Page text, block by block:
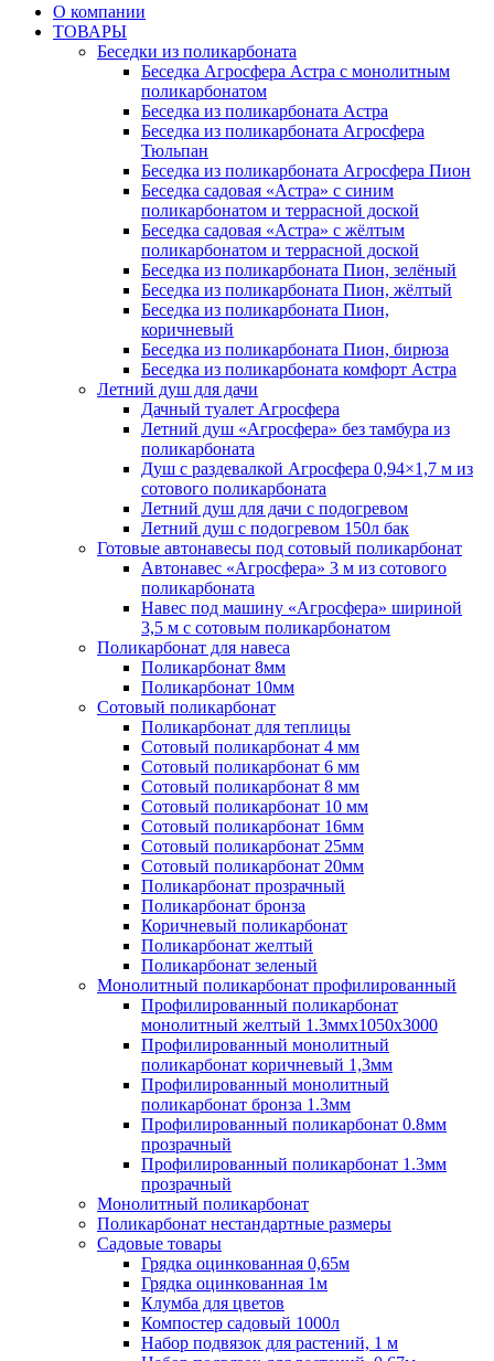
О компании
ТОВАРЫ
Беседки из поликарбоната
Беседка Агросфера Астра с монолитным
поликарбонатом
Беседка из поликарбоната Астра
Беседка из поликарбоната Агросфера
Тюльпан
Беседка из поликарбоната Агросфера Пион
Беседка садовая «Астра» с синим
поликарбонатом и террасной доской
Беседка садовая «Астра» с жёлтым
поликарбонатом и террасной доской
Беседка из поликарбоната Пион, зелёный
Беседка из поликарбоната Пион, жёлтый
Беседка из поликарбоната Пион,
коричневый
Беседка из поликарбоната Пион, бирюза
Беседка из поликарбоната комфорт Астра
Летний душ для дачи
Дачный туалет Агросфера
Летний душ «Агросфера» без тамбура из
поликарбоната
Душ с раздевалкой Агросфера 0,94×1,7 м из
сотового поликарбоната
Летний душ для дачи с подогревом
Летний душ с подогревом 150л бак
Готовые автонавесы под сотовый поликарбонат
Автонавес «Агросфера» 3 м из сотового
поликарбоната
Навес под машину «Агросфера» шириной
3,5 м с сотовым поликарбонатом
Поликарбонат для навеса
Поликарбонат 8мм
Поликарбонат 10мм
Сотовый поликарбонат
Поликарбонат для теплицы
Сотовый поликарбонат 4 мм
Сотовый поликарбонат 6 мм
Сотовый поликарбонат 8 мм
Сотовый поликарбонат 10 мм
Сотовый поликарбонат 16мм
Сотовый поликарбонат 25мм
Сотовый поликарбонат 20мм
Поликарбонат прозрачный
Поликарбонат бронза
Коричневый поликарбонат
Поликарбонат желтый
Поликарбонат зеленый
Монолитный поликарбонат профилированный
Профилированный поликарбонат
монолитный желтый 1.3ммх1050х3000
Профилированный монолитный
поликарбонат коричневый 1,3мм
Профилированный монолитный
поликарбонат бронза 1.3мм
Профилированный поликарбонат 0.8мм
прозрачный
Профилированный поликарбонат 1.3мм
прозрачный
Монолитный поликарбонат
Поликарбонат нестандартные размеры
Садовые товары
Грядка оцинкованная 0,65м
Грядка оцинкованная 1м
Клумба для цветов
Компостер садовый 1000л
Набор подвязок для растений, 1 м